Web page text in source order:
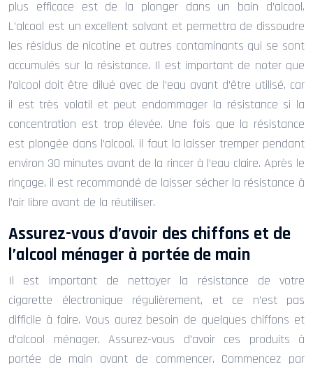
plus efficace est de la plonger dans un bain d’alcool.
L’alcool est un excellent solvant et permettra de dissoudre
les résidus de nicotine et autres contaminants qui se sont
accumulés sur la résistance. Il est important de noter que
l’alcool doit être dilué avec de l’eau avant d’être utilisé, car
il est très volatil et peut endommager la résistance si la
concentration est trop élevée. Une fois que la résistance
est plongée dans l’alcool, il faut la laisser tremper pendant
environ 30 minutes avant de la rincer à l’eau claire. Après le
rinçage, il est recommandé de laisser sécher la résistance à
l’air libre avant de la réutiliser.
Assurez-vous d’avoir des chiffons et de
l’alcool ménager à portée de main
Il est important de nettoyer la résistance de votre
cigarette électronique régulièrement, et ce n’est pas
difficile à faire. Vous aurez besoin de quelques chiffons et
d’alcool ménager. Assurez-vous d’avoir ces produits à
portée de main avant de commencer. Commencez par